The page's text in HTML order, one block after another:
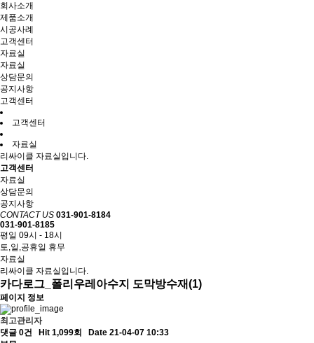
회사소개
제품소개
시공사례
고객센터
자료실
자료실
상담문의
공지사항
고객센터
고객센터
자료실
리싸이클 자료실입니다.
고객센터
자료실
상담문의
공지사항
CONTACT US 031-901-8184
031-901-8185
평일 09시 - 18시
토,일,공휴일 휴무
자료실
리싸이클 자료실입니다.
카다로그_폴리우레아수지 도막방수재(1)
페이지 정보
최고관리자
댓글 0건
Hit 1,099회
Date 21-04-07 10:33